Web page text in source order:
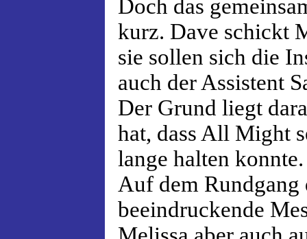
Doch das
kurz. Dave schickt
sie sollen sich die
auch der Assistent
Der Grund liegt
hat, dass All Might
lange halten konnte.
Auf dem Rundgang
beeindruckende